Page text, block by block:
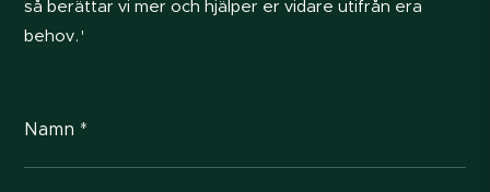
så berättar vi mer och hjälper er vidare utifrån era
behov.'
Namn *